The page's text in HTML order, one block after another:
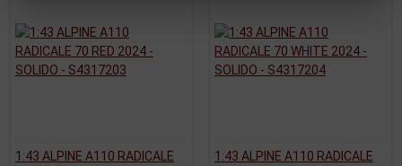
1:43 ALPINE A110 RADICALE
1:43 ALPINE A110 RADICALE